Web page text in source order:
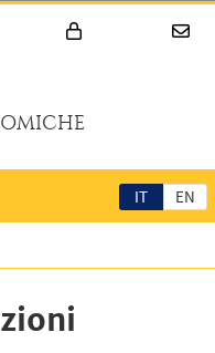
IT EN